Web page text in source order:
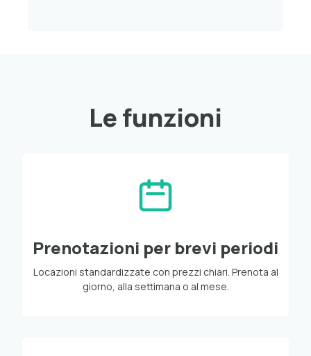
Le funzioni
Prenotazioni per brevi periodi
Locazioni standardizzate con prezzi chiari. Prenota al
giorno, alla settimana o al mese.